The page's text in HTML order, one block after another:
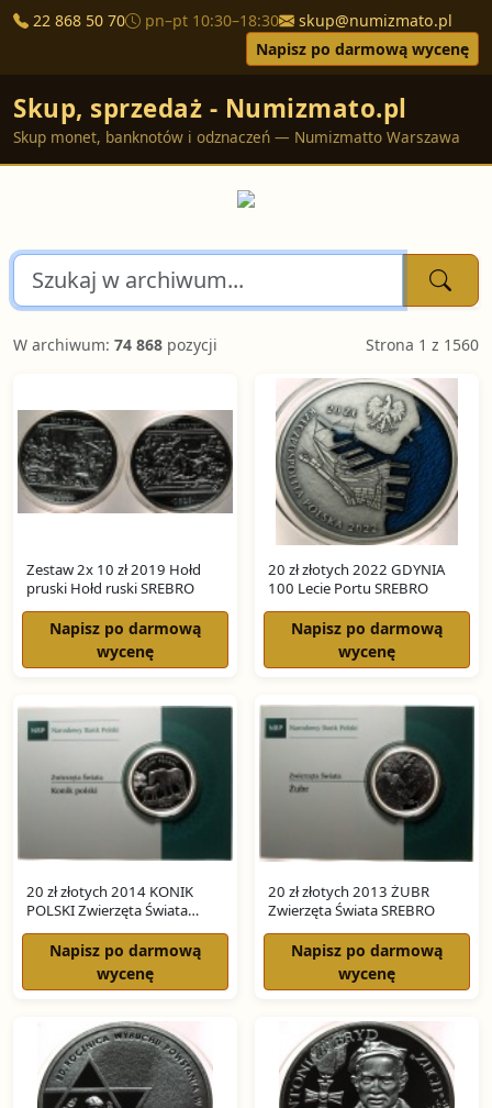
22 868 50 70 pn–pt 10:30–18:30
skup@numizmato.pl
Napisz po darmową wycenę
Skup, sprzedaż - Numizmato.pl
Skup monet, banknotów i odznaczeń — Numizmatto Warszawa
W archiwum: 74 868 pozycji Strona 1 z 1560
Zestaw 2x 10 zł 2019 Hołd
pruski Hołd ruski SREBRO
Napisz po darmową
wycenę
20 zł złotych 2022 GDYNIA
100 Lecie Portu SREBRO
Napisz po darmową
wycenę
20 zł złotych 2014 KONIK
POLSKI Zwierzęta Świata
SREBRO
Napisz po darmową
wycenę
20 zł złotych 2013 ŻUBR
Zwierzęta Świata SREBRO
Napisz po darmową
wycenę